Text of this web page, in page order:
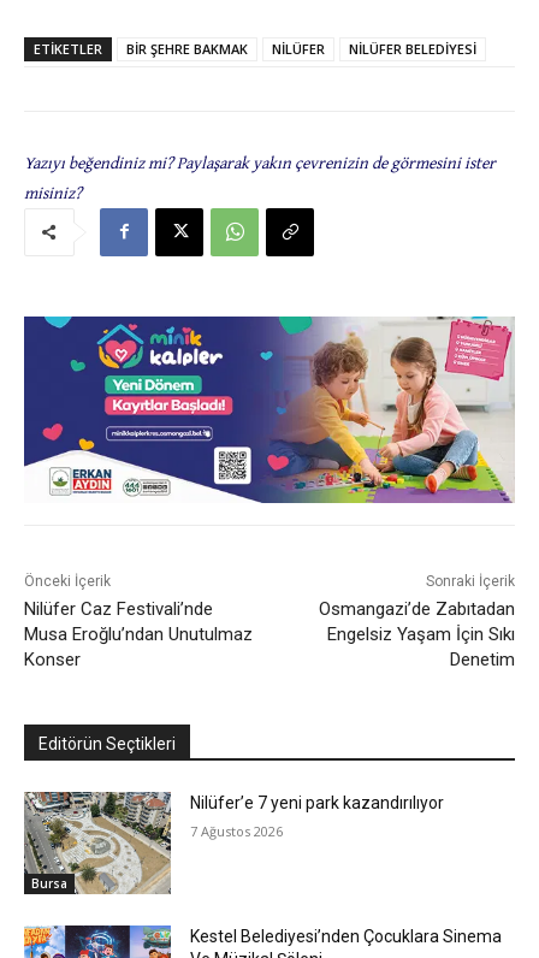
ETIKETLER BİR ŞEHRE BAKMAK NİLÜFER NİLÜFER BELEDİYESİ
Yazıyı beğendiniz mi? Paylaşarak yakın çevrenizin de görmesini ister
misiniz?
Önceki İçerik
Nilüfer Caz Festivali’nde
Musa Eroğlu’ndan Unutulmaz
Konser
Sonraki İçerik
Osmangazi’de Zabıtadan
Engelsiz Yaşam İçin Sıkı
Denetim
Editörün Seçtikleri
Bursa
Nilüfer’e 7 yeni park kazandırılıyor
7 Ağustos 2026
Kestel Belediyesi’nden Çocuklara Sinema